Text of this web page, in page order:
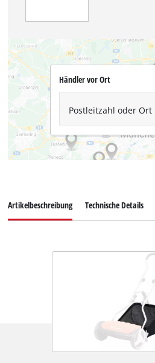
Händler vor Ort
Postleitzahl oder Ort
Artikelbeschreibung Technische Details